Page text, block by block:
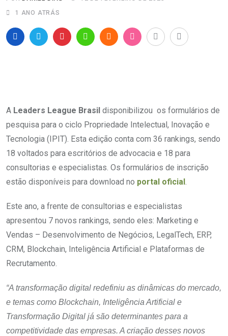
1 ANO ATRÁS
A Leaders League Brasil disponibilizou os formulários de
pesquisa para o ciclo Propriedade Intelectual, Inovação e
Tecnologia (IPIT). Esta edição conta com 36 rankings, sendo
18 voltados para escritórios de advocacia e 18 para
consultorias e especialistas. Os formulários de inscrição
estão disponíveis para download no portal oficial.
Este ano, a frente de consultorias e especialistas
apresentou 7 novos rankings, sendo eles: Marketing e
Vendas – Desenvolvimento de Negócios, LegalTech, ERP,
CRM, Blockchain, Inteligência Artificial e Plataformas de
Recrutamento.
“A transformação digital redefiniu as dinâmicas do mercado,
e temas como Blockchain, Inteligência Artificial e
Transformação Digital já são determinantes para a
competitividade das empresas. A criação desses novos